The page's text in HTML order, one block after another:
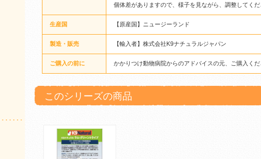
個体差がありますので、様子を見ながら、調整してく
生産国 【原産国】ニュージーランド
製造・販売 【輸入者】株式会社K9ナチュラルジャパン
ご購入の前に かかりつけ動物病院からのアドバイスの元、ご購入く
このシリーズの商品